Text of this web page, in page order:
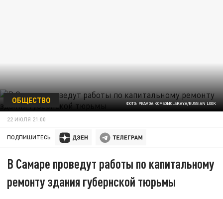
ФОТО: PRAVDA KOMSOMOLSKAYA/RUSSIAN LOOK
ОБЩЕСТВО
22 ИЮЛЯ 21:00
ПОДПИШИТЕСЬ:
В Самаре проведут работы по капитальному
ремонту здания губернской тюрьмы